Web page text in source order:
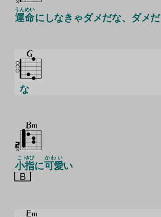
運命
うんめい
にしなきゃダメだな、ダメだ
な
小
こ
指
ゆび
に可愛
かわい
い